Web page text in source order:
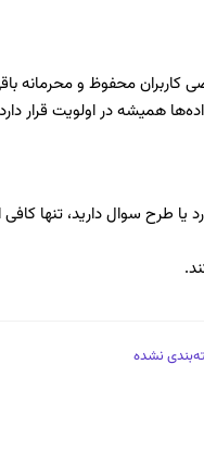
کاربران محفوظ و محرمانه
همیشه در اولویت قرار
یا طرح سوال دارید، تنها
نشده